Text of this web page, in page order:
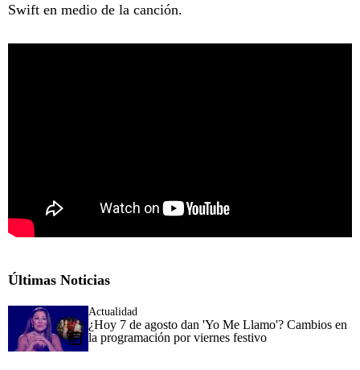
Swift en medio de la canción.
Últimas Noticias
Actualidad
¿Hoy 7 de agosto dan 'Yo Me Llamo'? Cambios en
la programación por viernes festivo